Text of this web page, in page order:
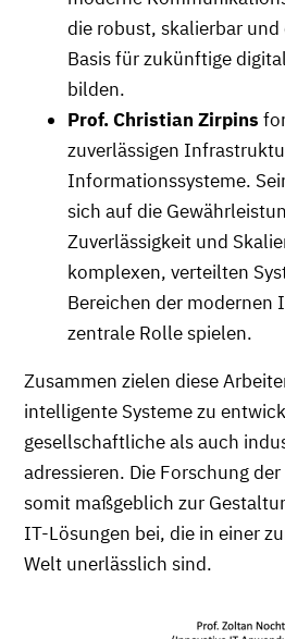
die robust, skalierbar
Basis für zukünftige
bilden.
Prof. Christian Zirpins
zuverlässigen
Informationssysteme.
sich auf die
Zuverlässigkeit und
komplexen, verteilten
Bereichen der modernen
zentrale Rolle spielen.
Zusammen zielen diese
intelligente Systeme zu
gesellschaftliche als auch
adressieren. Die Forschung
somit maßgeblich zur
IT-Lösungen bei, die in einer
Welt unerlässlich sind.